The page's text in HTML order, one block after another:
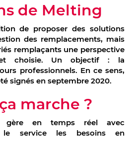
de Melting
de proposer des solutions
des remplacements, mais
remplaçants une perspective
et choisie. Un objectif : la
professionnels. En ce sens,
signés en septembre 2020.
marche ?
gère en temps réel avec
le service les besoins en